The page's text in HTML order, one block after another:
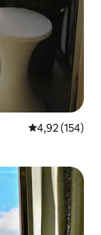
Átlagos
4,92 (154)